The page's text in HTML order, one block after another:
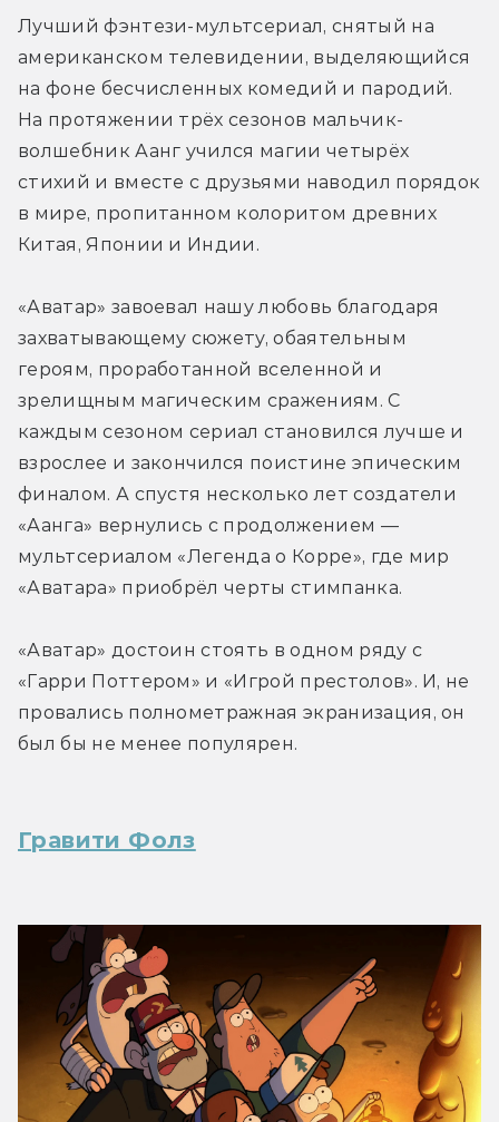
Лучший фэнтези-мультсериал, снятый на
американском телевидении, выделяющийся
на фоне бесчисленных комедий и пародий.
На протяжении трёх сезонов мальчик-
волшебник Аанг учился магии четырёх
стихий и вместе с друзьями наводил порядок
в мире, пропитанном колоритом древних
Китая, Японии и Индии.
«Аватар» завоевал нашу любовь благодаря
захватывающему сюжету, обаятельным
героям, проработанной вселенной и
зрелищным магическим сражениям. С
каждым сезоном сериал становился лучше и
взрослее и закончился поистине эпическим
финалом. А спустя несколько лет создатели
«Аанга» вернулись с продолжением —
мультсериалом «Легенда о Корре», где мир
«Аватара» приобрёл черты стимпанка.
«Аватар» достоин стоять в одном ряду с
«Гарри Поттером» и «Игрой престолов». И, не
провались полнометражная экранизация, он
был бы не менее популярен.
Гравити Фолз